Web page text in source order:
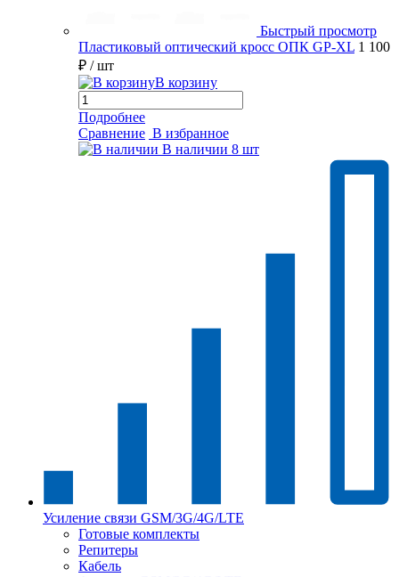
Быстрый просмотр
Пластиковый оптический кросс ОПК GP-XL 1 100
₽ / шт
В корзину
Подробнее
Сравнение В избранное
В наличии 8 шт
Усиление связи GSM/3G/4G/LTE
Готовые комплекты
Репитеры
Кабель